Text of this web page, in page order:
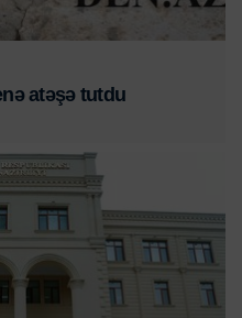
atəşə tutdu